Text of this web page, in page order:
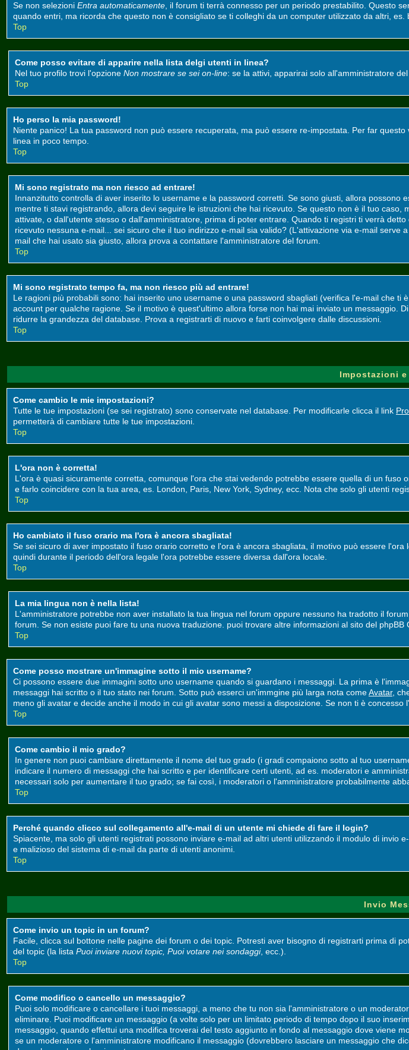
Se non selezioni Entra automaticamente , il forum ti terrà connesso per un periodo prestabilito. Questo
quando entri, ma ricorda che questo non è consigliato se ti colleghi da un computer utilizzato da altri, es.
Top
Come posso evitare di apparire nella lista delgi utenti in linea?
Nel tuo profilo trovi l'opzione Non mostrare se sei on-line: se la attivi, apparirai solo all'amministratore
Top
Ho perso la mia password!
Niente panico! La tua password non può essere recuperata, ma può essere re-impostata. Per far questo
linea in poco tempo.
Top
Mi sono registrato ma non riesco ad entrare!
Innanzitutto controlla di aver inserito lo username e la password corretti. Se sono giusti, allora possono
mentre ti stavi registrando, allora devi seguire le istruzioni che hai ricevuto. Se questo non è il tuo
attivate, o dall'utente stesso o dall'amministratore, prima di poter entrare. Quando ti registri ti verrà
ricevuto nessuna e-mail... sei sicuro che il tuo indirizzo e-mail sia valido? (L'attivazione via e-mail serve
mail che hai usato sia giusto, allora prova a contattare l'amministratore del forum.
Top
Mi sono registrato tempo fa, ma non riesco più ad entrare!
Le ragioni più probabili sono: hai inserito uno username o una password sbagliati (verifica l'e-mail che
account per qualche ragione. Se il motivo è quest'ultimo allora forse non hai mai inviato un messaggio.
ridurre la grandezza del database. Prova a registrarti di nuovo e farti coinvolgere dalle discussioni.
Top
Impostazioni e
Come cambio le mie impostazioni?
Tutte le tue impostazioni (se sei registrato) sono conservate nel database. Per modificarle clicca il link
permetterà di cambiare tutte le tue impostazioni.
Top
L'ora non è corretta!
L'ora è quasi sicuramente corretta, comunque l'ora che stai vedendo potrebbe essere quella di un
e farlo coincidere con la tua area, es. London, Paris, New York, Sydney, ecc. Nota che solo gli utenti
Top
Ho cambiato il fuso orario ma l'ora è ancora sbagliata!
Se sei sicuro di aver impostato il fuso orario corretto e l'ora è ancora sbagliata, il motivo può essere
quindi durante il periodo dell'ora legale l'ora potrebbe essere diversa dall'ora locale.
Top
La mia lingua non è nella lista!
L'amministratore potrebbe non aver installato la tua lingua nel forum oppure nessuno ha tradotto il
forum. Se non esiste puoi fare tu una nuova traduzione. puoi trovare altre informazioni al sito del phpBB
Top
Come posso mostrare un'immagine sotto il mio username?
Ci possono essere due immagini sotto uno username quando si guardano i messaggi. La prima è
messaggi hai scritto o il tuo stato nei forum. Sotto può esserci un'immgine più larga nota comeAvatar,
meno gli avatar e decide anche il modo in cui gli avatar sono messi a disposizione. Se non ti è
Top
Come cambio il mio grado?
In genere non puoi cambiare direttamente il nome del tuo grado (i gradi compaiono sotto al tuo
indicare il numero di messaggi che hai scritto e per identificare certi utenti, ad es. moderatori e
necessari solo per aumentare il tuo grado; se fai così, i moderatori o l'amministratore probabilmente
Top
Perché quando clicco sul collegamento all'e-mail di un utente mi chiede di fare il login?
Spiacente, ma solo gli utenti registrati possono inviare e-mail ad altri utenti utilizzando il modulo di
e malizioso del sistema di e-mail da parte di utenti anonimi.
Top
Invio
Come invio un topic in un forum?
Facile, clicca sul bottone nelle pagine dei forum o dei topic. Potresti aver bisogno di registrarti prima di
del topic (la lista Puoi inviare nuovi topic, Puoi votare nei sondaggi, ecc.).
Top
Come modifico o cancello un messaggio?
Puoi solo modificare o cancellare i tuoi messaggi, a meno che tu non sia l'amministratore o un
eliminare. Puoi modificare un messaggio (a volte solo per un limitato periodo di tempo dopo il suo
messaggio, quando effettui una modifica troverai del testo aggiunto in fondo al messaggio dove viene
se un moderatore o l'amministratore modificano il messaggio (dovrebbero lasciare un messaggio che